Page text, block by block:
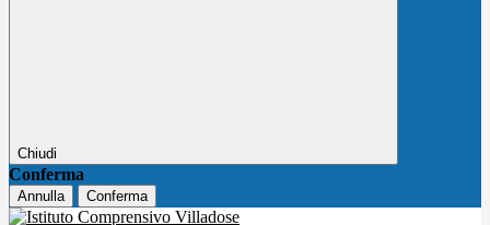
Chiudi
Conferma
Annulla Conferma